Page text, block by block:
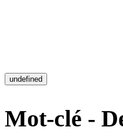
undefined
Mot-clé -